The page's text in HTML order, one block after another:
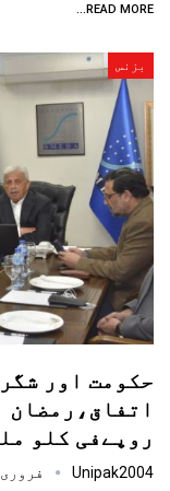
READ MORE...
بزنس
حکومت اور
روپےفی کلو
Unipak2004 فروری 15, 2025